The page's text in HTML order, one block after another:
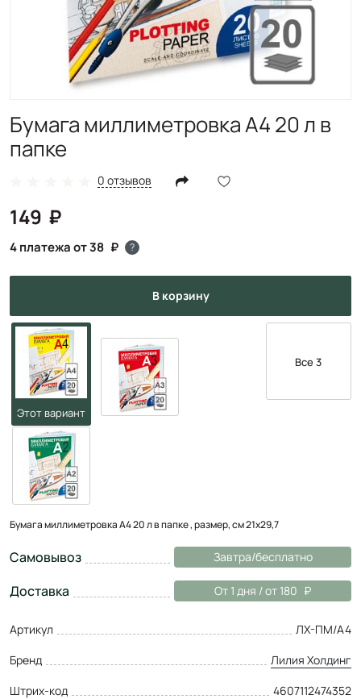
Бумага миллиметровка А4 20 л в
папке
0 отзывов
149
4 платежа от 38 ?
в корзину
Все 3
Бумага миллиметровка А4 20 л в папке , размер, см 21х29,7
Самовывоз Завтра/бесплатно
Доставка От 1 дня / от 180
Артикул
ЛХ-ПМ/А4
Бренд
Лилия Холдинг
Штрих-код
4607112474352